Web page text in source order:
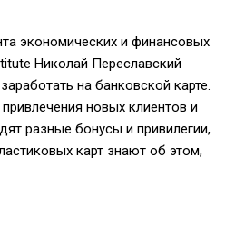
экономических и финансовых
Николай Переславский
на банковской карте.
новых клиентов и
разные бонусы и привилегии,
карт знают об этом,